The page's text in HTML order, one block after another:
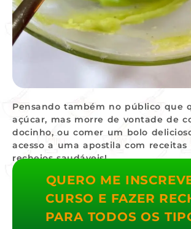
Pensando também no público que
açúcar, mas morre de vontade de
docinho, ou comer um bolo
acesso a uma apostila com receitas
recheios saudáveis!
QUERO ME
CURSO E FAZER
PARA TODOS OS